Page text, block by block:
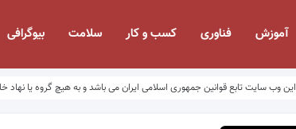
آموزش فناوری کسب و کار سلامت بیوگرافی
این وب سایت تابع قوانین جمهوری اسلامی ایران می باشد و به هیچ گروه یا